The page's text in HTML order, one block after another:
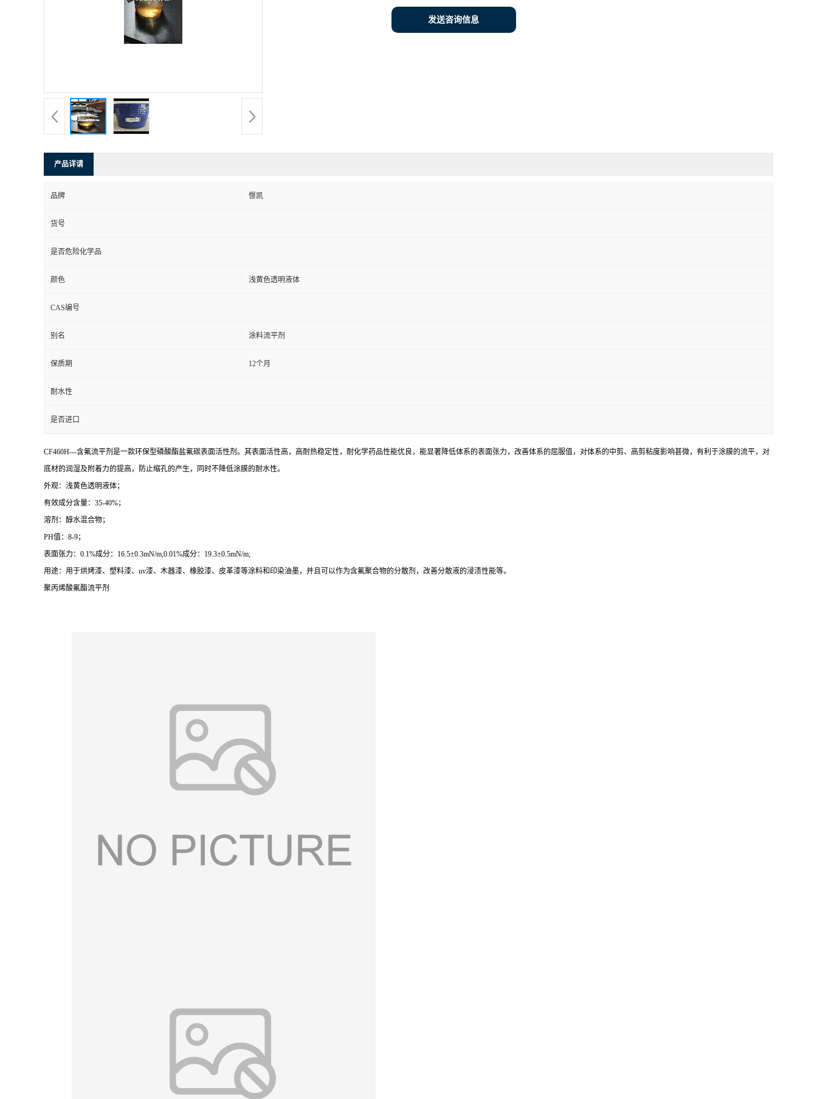
发送咨询信息
产品详请
品牌 憬凯
货号
是否危险化学品
颜色 浅黄色透明液体
CAS编号
别名 涂料流平剂
保质期 12个月
耐水性
是否进口
CF460H---含氟流平剂是一款环保型磷酸酯盐氟碳表面活性剂。其表面活性高，高耐热稳定性，耐化学药品性能优良，能显著降低体系的表面张力，改善体系的屈服值，对体系的中剪、高剪粘度影响甚微，有利于涂膜的流平，对
底材的润湿及附着力的提高，防止缩孔的产生，同时不降低涂膜的耐水性。
外观：浅黄色透明液体；
有效成分含量：35-40%；
溶剂：醇水混合物；
PH值：8-9；
表面张力：0.1%成分：16.5±0.3mN/m,0.01%成分：19.3±0.5mN/m;
用途：用于烘烤漆、塑料漆、uv漆、木器漆、橡胶漆、皮革漆等涂料和印染油墨，并且可以作为含氟聚合物的分散剂，改善分散液的浸渍性能等。
聚丙烯酸氟酯流平剂